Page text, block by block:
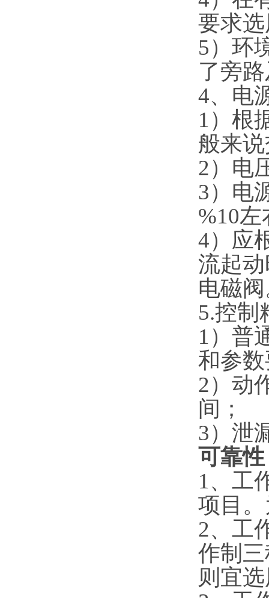
要求
5）环
了旁
4、电
1）根
般来
2）电
3）电
%10
4）应
流起
电磁
5.控制
1）普
和参
2）动
间；
3）泄
可靠
1、工
项目
2、工
作制
则宜